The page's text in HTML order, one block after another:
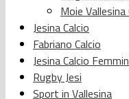
Moie Vallesina
Jesina Calcio
Fabriano Calcio
Jesina Calcio
Rugby Jesi
Sport in Vallesina